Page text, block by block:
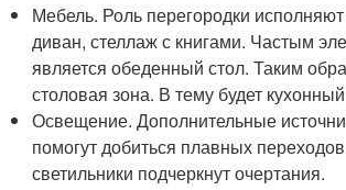
Мебель. Роль перегородки
диван, стеллаж с книгами. Частым
является обеденный стол. Таким
столовая зона. В тему будет
Освещение. Дополнительные
помогут добиться плавных
светильники подчеркнут очертания.